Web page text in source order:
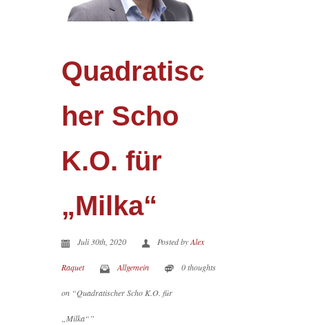
Quadratisc
her Scho
K.O. für
„Milka“
Juli 30th, 2020 Posted byAlex
Raquet Allgemein 0 thoughts
on “Quadratischer Scho K.O. für
„Milka“”